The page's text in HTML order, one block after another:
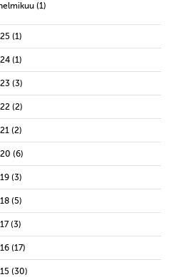
(1)
(1)
(1)
(3)
(2)
(2)
(6)
(3)
(5)
(3)
(17)
(30)